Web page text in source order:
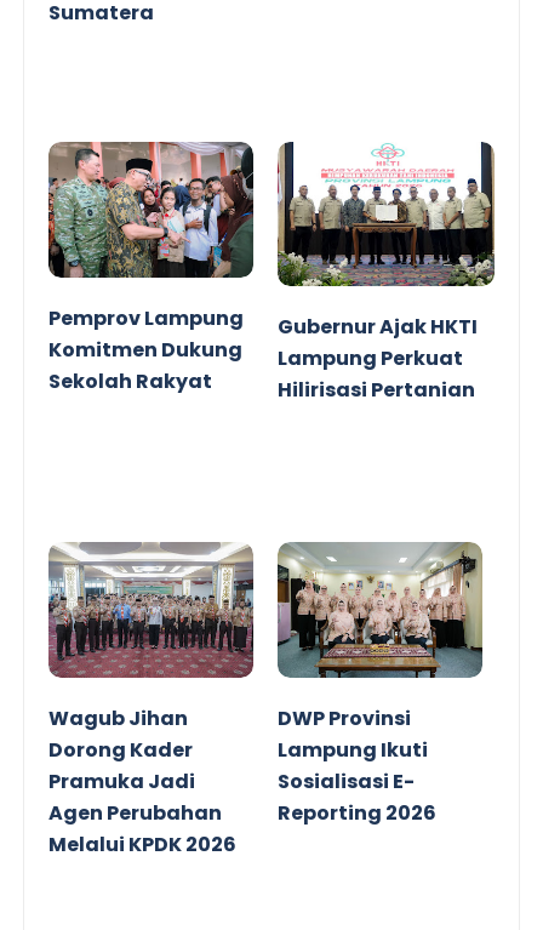
Sumatera
Pemprov Lampung
Komitmen Dukung
Sekolah Rakyat
Gubernur Ajak HKTI
Lampung Perkuat
Hilirisasi Pertanian
Wagub Jihan
Dorong Kader
Pramuka Jadi
Agen Perubahan
Melalui KPDK 2026
DWP Provinsi
Lampung Ikuti
Sosialisasi E-
Reporting 2026